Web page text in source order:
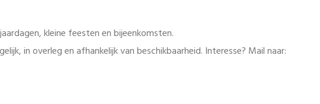
kleine feesten en bijeenkomsten.
in overleg en afhankelijk van beschikbaarheid. Interesse? Mail naar: